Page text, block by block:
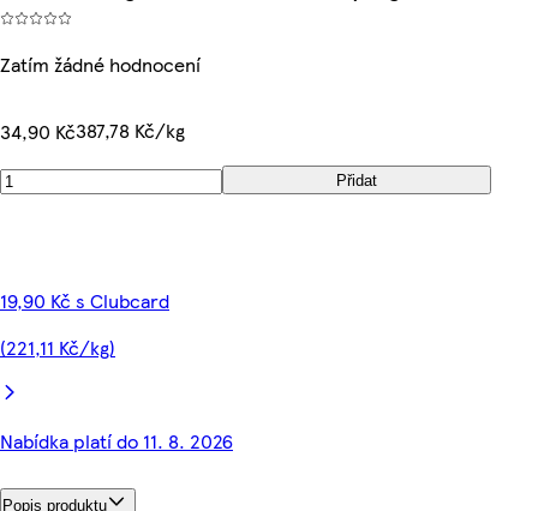
Zatím žádné hodnocení
34,90 Kč387,78 Kč/kg
Přidat
19,90 Kč s Clubcard
(221,11 Kč/kg)
Nabídka platí do 11. 8. 2026
Popis produktu